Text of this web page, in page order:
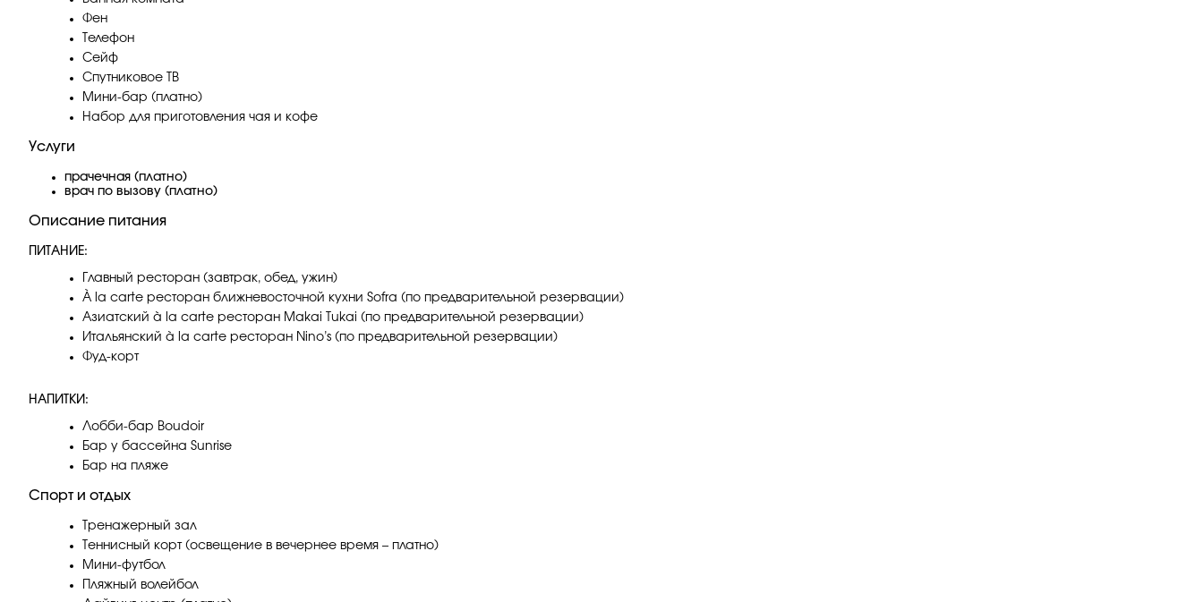
Фен
Телефон
Сейф
Спутниковое ТВ
Мини-бар (платно)
Набор для приготовления чая и кофе
Услуги
прачечная (платно)
врач по вызову (платно)
Описание питания
ПИТАНИЕ:
Главный ресторан (завтрак, обед, ужин)
À la carte ресторан ближневосточной кухни Sofra (по предварительной резервации)
Азиатский à la carte ресторан Makai Tukai (по предварительной резервации)
Итальянский à la carte ресторан Nino’s (по предварительной резервации)
Фуд-корт
НАПИТКИ:
Лобби-бар Boudoir
Бар у бассейна Sunrise
Бар на пляже
Спорт и отдых
Тренажерный зал
Теннисный корт (освещение в вечернее время – платно)
Мини-футбол
Пляжный волейбол